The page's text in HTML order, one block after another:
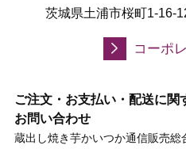
茨城県土浦市桜町1-16-
コーポ
ご注文・お支払い・配送に関
お問い合わせ
蔵出し焼き芋かいつか通信販売総